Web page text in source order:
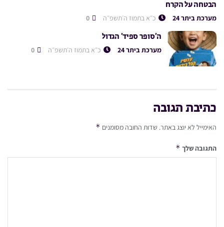
הבטחה על הקרח
מערכת ביתר 24 כ״א בתמוז ה׳תשפ״ה
ה’סופר ספיד’ הגדול
מערכת ביתר 24 כ״א בתמוז ה׳תשפ״ה
כתיבת תגובה
האימייל לא יוצג באתר. שדות החובה מסומנים *
התגובה שלך *